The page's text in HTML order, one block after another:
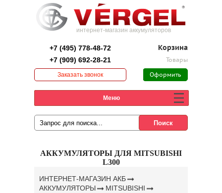
интернет-магазин аккумуляторов
+7 (495) 778-48-72
+7 (909) 692-28-21
Заказать звонок
Корзина
Товары
Оформить
Меню
АККУМУЛЯТОРЫ ДЛЯ MITSUBISHI
L300
ИНТЕРНЕТ-МАГАЗИН АКБ
АККУМУЛЯТОРЫ
MITSUBISHI